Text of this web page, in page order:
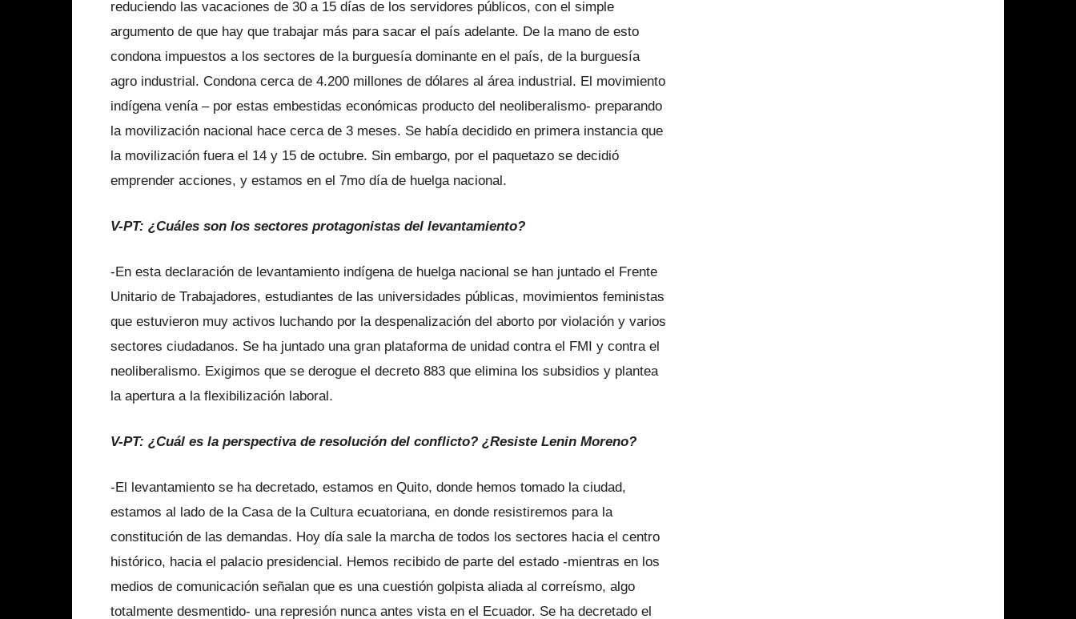
reduciendo las vacaciones de 30 a 15 días de los servidores públicos, con el simple
argumento de que hay que trabajar más para sacar el país adelante. De la mano de esto
condona impuestos a los sectores de la burguesía dominante en el país, de la burguesía
agro industrial. Condona cerca de 4.200 millones de dólares al área industrial. El movimiento
indígena venía – por estas embestidas económicas producto del neoliberalismo- preparando
la movilización nacional hace cerca de 3 meses. Se había decidido en primera instancia que
la movilización fuera el 14 y 15 de octubre. Sin embargo, por el paquetazo se decidió
emprender acciones, y estamos en el 7mo día de huelga nacional.
V-PT: ¿Cuáles son los sectores protagonistas del levantamiento?
-En esta declaración de levantamiento indígena de huelga nacional se han juntado el Frente
Unitario de Trabajadores, estudiantes de las universidades públicas, movimientos feministas
que estuvieron muy activos luchando por la despenalización del aborto por violación y varios
sectores ciudadanos. Se ha juntado una gran plataforma de unidad contra el FMI y contra el
neoliberalismo. Exigimos que se derogue el decreto 883 que elimina los subsidios y plantea
la apertura a la flexibilización laboral.
V-PT: ¿Cuál es la perspectiva de resolución del conflicto? ¿Resiste Lenin Moreno?
-El levantamiento se ha decretado, estamos en Quito, donde hemos tomado la ciudad,
estamos al lado de la Casa de la Cultura ecuatoriana, en donde resistiremos para la
constitución de las demandas. Hoy día sale la marcha de todos los sectores hacia el centro
histórico, hacia el palacio presidencial. Hemos recibido de parte del estado -mientras en los
medios de comunicación señalan que es una cuestión golpista aliada al correísmo, algo
totalmente desmentido- una represión nunca antes vista en el Ecuador. Se ha decretado el